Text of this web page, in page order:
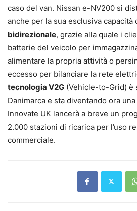
caso del van. Nissan e-NV200 si
anche per la sua esclusiva capacità
bidirezionale, grazie alla quale i
batterie del veicolo per
alimentare la propria attività o
eccesso per bilanciare la rete
tecnologia V2G (Vehicle-to-Grid) è
Danimarca e sta diventando ora
Innovate UK lancerà a breve un
2.000 stazioni di ricarica per l’uso
commerciale.